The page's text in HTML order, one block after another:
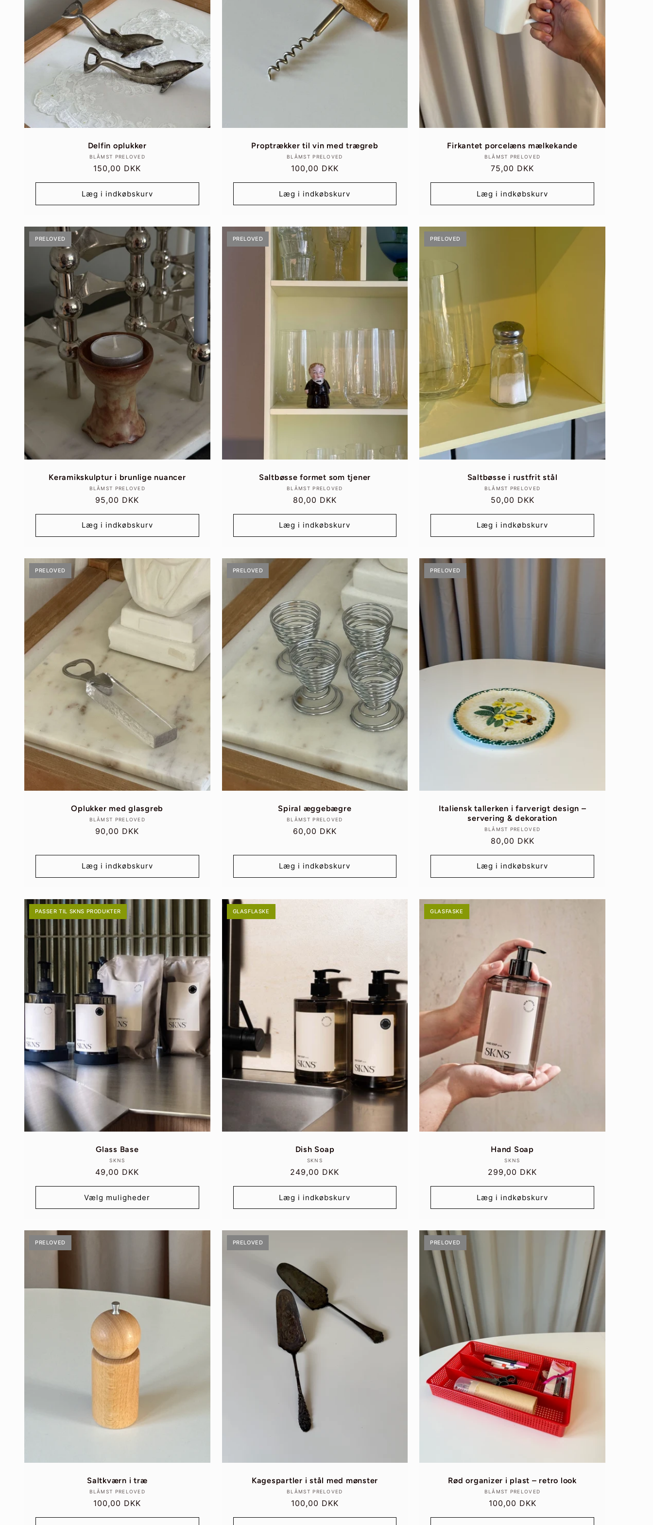
Delfin oplukker
Forhandler:
BLÅMST PRELOVED
Normalpris
150,00 DKK
Læg i indkøbskurv
Proptrækker til vin med trægreb
Forhandler:
BLÅMST PRELOVED
Normalpris
100,00 DKK
Læg i indkøbskurv
Firkantet porcelæns mælkekande
Forhandler:
BLÅMST PRELOVED
Normalpris
75,00 DKK
Læg i indkøbskurv
PRELOVED
Keramikskulptur i brunlige nuancer
Forhandler:
BLÅMST PRELOVED
Normalpris
95,00 DKK
Læg i indkøbskurv
PRELOVED
Saltbøsse formet som tjener
Forhandler:
BLÅMST PRELOVED
Normalpris
80,00 DKK
Læg i indkøbskurv
PRELOVED
Saltbøsse i rustfrit stål
Forhandler:
BLÅMST PRELOVED
Normalpris
50,00 DKK
Læg i indkøbskurv
PRELOVED
Oplukker med glasgreb
Forhandler:
BLÅMST PRELOVED
Normalpris
90,00 DKK
Læg i indkøbskurv
PRELOVED
Spiral æggebægre
Forhandler:
BLÅMST PRELOVED
Normalpris
60,00 DKK
Læg i indkøbskurv
PRELOVED
Italiensk tallerken i farverigt design –
servering & dekoration
Forhandler:
BLÅMST PRELOVED
Normalpris
80,00 DKK
Læg i indkøbskurv
PASSER TIL SKNS PRODUKTER
Glass Base
Forhandler:
SKNS
Normalpris
49,00 DKK
Vælg muligheder
GLASFLASKE
Dish Soap
Forhandler:
SKNS
Normalpris
249,00 DKK
Læg i indkøbskurv
GLASFASKE
Hand Soap
Forhandler:
SKNS
Normalpris
299,00 DKK
Læg i indkøbskurv
PRELOVED
Saltkværn i træ
Forhandler:
BLÅMST PRELOVED
Normalpris
100,00 DKK
PRELOVED
Kagespartler i stål med mønster
Forhandler:
BLÅMST PRELOVED
Normalpris
100,00 DKK
PRELOVED
Rød organizer i plast – retro look
Forhandler:
BLÅMST PRELOVED
Normalpris
100,00 DKK